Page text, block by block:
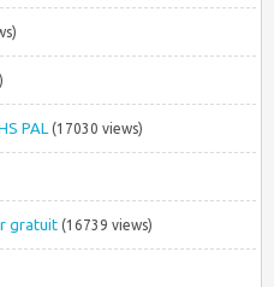
PAL (17030 views)
gratuit (16739 views)